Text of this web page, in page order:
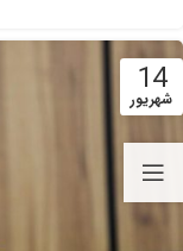
14
شهریور